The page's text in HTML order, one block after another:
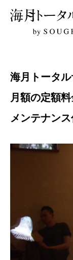
水
海月トータ
月額の定額
メンテナン